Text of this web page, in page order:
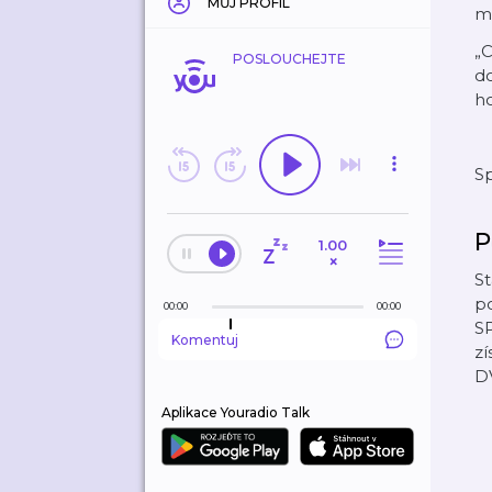
POSLOUCHEJTE
1.00
×
00:00 00:00
Komentuj
Aplikace Youradio Talk